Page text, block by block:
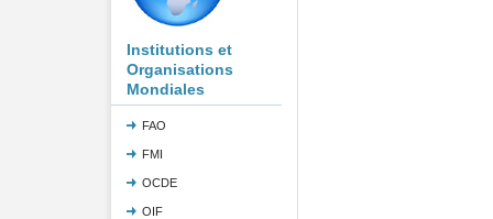
Institutions et
Organisations
Mondiales
FAO
FMI
OCDE
OIF